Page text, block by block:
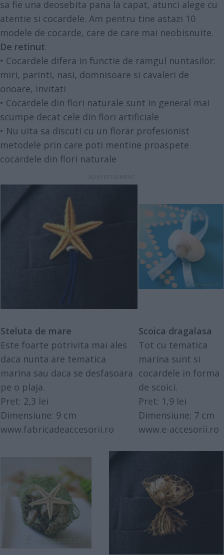
sa fie una deosebita pana la capat, atunci alege cu
atentie si cocardele. Am pentru tine astazi 10
modele de cocarde, care de care mai neobisnuite.
De retinut
• Cocardele difera in functie de ramgul nuntasilor:
miri, parinti, nasi, domnisoare si cavaleri de
onoare, invitati
• Cocardele din flori naturale sunt in general mai
scumpe decat cele din flori artificiale
• Nu uita sa discuti cu un florar profesionist
metodele prin care poti mentine proaspete
cocardele din flori naturale
Steluta de mare
Este foarte potrivita mai ales
daca nunta are tematica
marina sau daca se desfasoara
pe o plaja.
Pret: 2,3 lei
Dimensiune: 9 cm
www.fabricadeaccesorii.ro
Scoica dragalasa
Tot cu tematica
marina sunt si
cocardele in forma
de scoici.
Pret: 1,9 lei
Dimensiune: 7 cm
www.e-accesorii.ro